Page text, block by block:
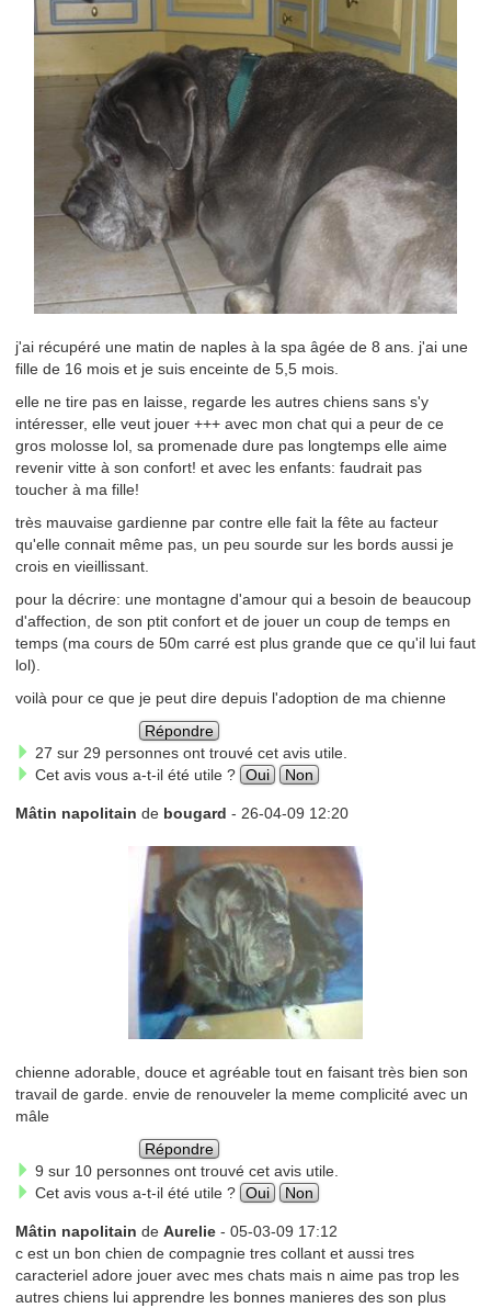
j'ai récupéré une matin de naples à la spa âgée de 8 ans. j'ai une
fille de 16 mois et je suis enceinte de 5,5 mois.
elle ne tire pas en laisse, regarde les autres chiens sans s'y
intéresser, elle veut jouer +++ avec mon chat qui a peur de ce
gros molosse lol, sa promenade dure pas longtemps elle aime
revenir vitte à son confort! et avec les enfants: faudrait pas
toucher à ma fille!
très mauvaise gardienne par contre elle fait la fête au facteur
qu'elle connait même pas, un peu sourde sur les bords aussi je
crois en vieillissant.
pour la décrire: une montagne d'amour qui a besoin de beaucoup
d'affection, de son ptit confort et de jouer un coup de temps en
temps (ma cours de 50m carré est plus grande que ce qu'il lui faut
lol).
voilà pour ce que je peut dire depuis l'adoption de ma chienne
Répondre
27 sur 29 personnes ont trouvé cet avis utile.
Cet avis vous a-t-il été utile ? Oui Non
Mâtin napolitain de bougard - 26-04-09 12:20
chienne adorable, douce et agréable tout en faisant très bien son
travail de garde. envie de renouveler la meme complicité avec un
mâle
Répondre
9 sur 10 personnes ont trouvé cet avis utile.
Cet avis vous a-t-il été utile ? Oui Non
Mâtin napolitain de Aurelie- 05-03-09 17:12
c est un bon chien de compagnie tres collant et aussi tres
caracteriel adore jouer avec mes chats mais n aime pas trop les
autres chiens lui apprendre les bonnes manieres des son plus